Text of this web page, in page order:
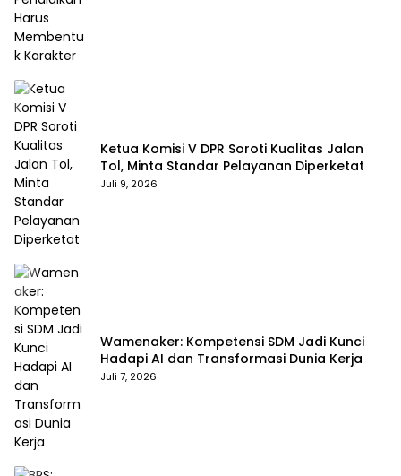
Ketua Komisi V DPR Soroti Kualitas Jalan
Tol, Minta Standar Pelayanan Diperketat
Juli 9, 2026
Wamenaker: Kompetensi SDM Jadi Kunci
Hadapi AI dan Transformasi Dunia Kerja
Juli 7, 2026